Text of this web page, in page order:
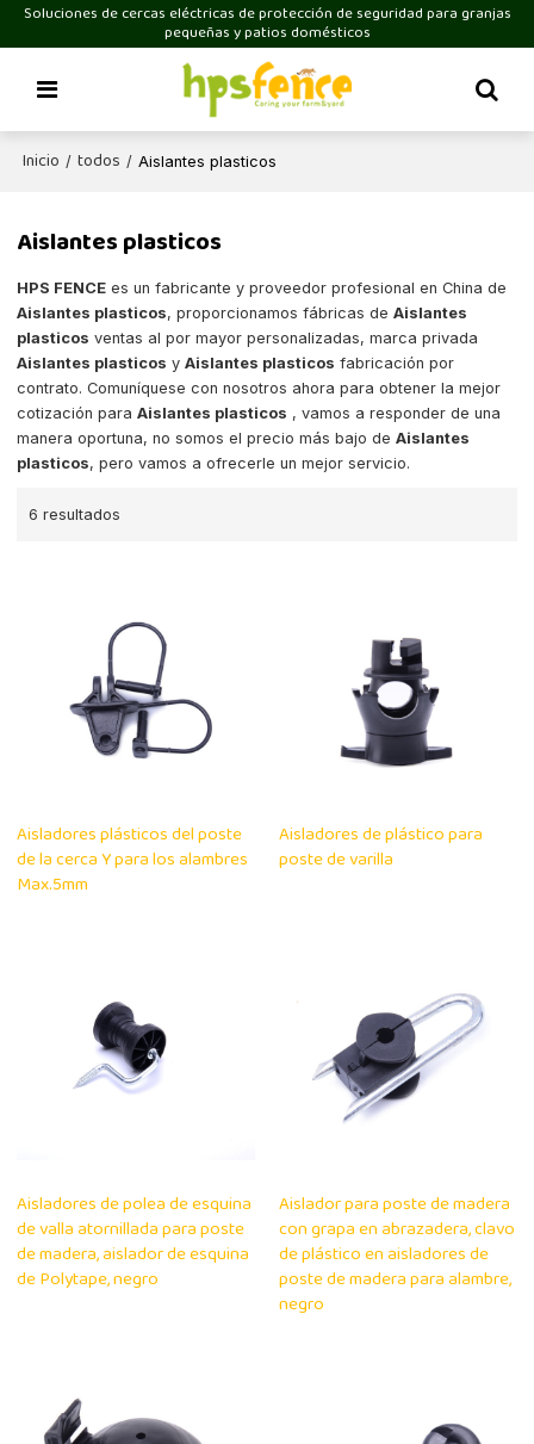
Soluciones de cercas eléctricas de protección de seguridad para granjas
pequeñas y patios domésticos
Inicio / todos / Aislantes plasticos
Aislantes plasticos
HPS FENCE es un fabricante y proveedor profesional en China de
Aislantes plasticos, proporcionamos fábricas deAislantes
plasticos ventas al por mayor personalizadas, marca privada
Aislantes plasticos yAislantes plasticos fabricación por
contrato. Comuníquese con nosotros ahora para obtener la mejor
cotización paraAislantes plasticos , vamos a responder de una
manera oportuna, no somos el precio más bajo deAislantes
plasticos, pero vamos a ofrecerle un mejor servicio.
6 resultados
Aisladores plásticos del poste
de la cerca Y para los alambres
Max.5mm
Aisladores de plástico para
poste de varilla
Aisladores de polea de esquina
de valla atornillada para poste
de madera, aislador de esquina
de Polytape, negro
Aislador para poste de madera
con grapa en abrazadera, clavo
de plástico en aisladores de
poste de madera para alambre,
negro